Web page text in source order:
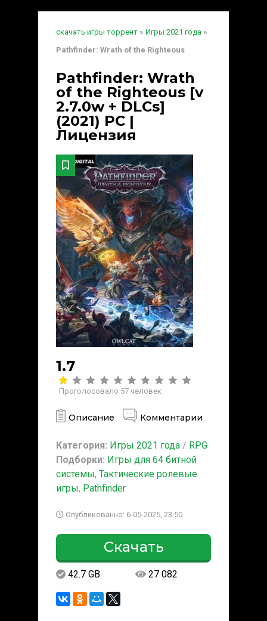
скачать игры торрент » Игры 2021 года »
Pathfinder: Wrath of the Righteous
Pathfinder: Wrath
of the Righteous [v
2.7.0w + DLCs]
(2021) PC |
Лицензия
1.7
Проголосовало 57 человек
Описание Комментарии
Категория: Игры 2021 года / RPG
Подборки: Игры для 64 битной
системы, Тактические ролевые
игры, Pathfinder
Опубликованно: 6-05-2025, 23:50
Скачать
42.7 GB 27 082